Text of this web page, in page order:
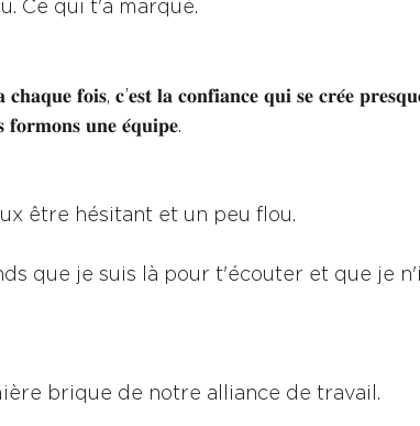
Ce qui t'a marqué.
𝐟𝐨𝐢𝐬, 𝐜’𝐞𝐬𝐭 𝐥𝐚 𝐜𝐨𝐧𝐟𝐢𝐚𝐧𝐜𝐞 𝐪𝐮𝐢 𝐬𝐞 𝐜𝐫𝐞́𝐞
𝐟𝐨𝐫𝐦𝐨𝐧𝐬 𝐮𝐧𝐞 𝐞́𝐪𝐮𝐢𝐩𝐞.
être hésitant et un peu flou.
que je suis là pour t'écouter et que je
brique de notre alliance de travail.